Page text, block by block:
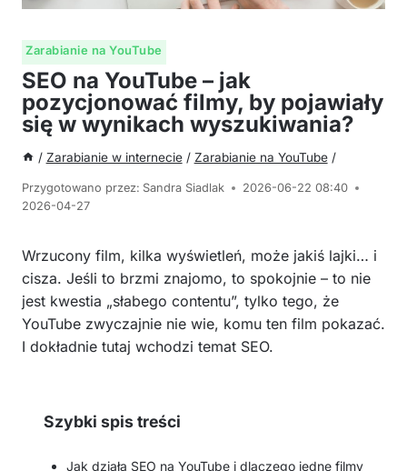
Zarabianie na YouTube
SEO na YouTube – jak
pozycjonować filmy, by pojawiały
się w wynikach wyszukiwania?
/ Zarabianie w internecie / Zarabianie na YouTube /
Przygotowano przez: Sandra Siadlak
2026-06-22 08:40
2026-04-27
Wrzucony film, kilka wyświetleń, może jakiś lajki… i
cisza. Jeśli to brzmi znajomo, to spokojnie – to nie
jest kwestia „słabego contentu”, tylko tego, że
YouTube zwyczajnie nie wie, komu ten film pokazać.
I dokładnie tutaj wchodzi temat SEO.
Szybki spis treści
Jak działa SEO na YouTube i dlaczego jedne filmy